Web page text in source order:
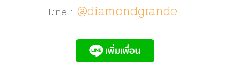
Line : @diamondgrande